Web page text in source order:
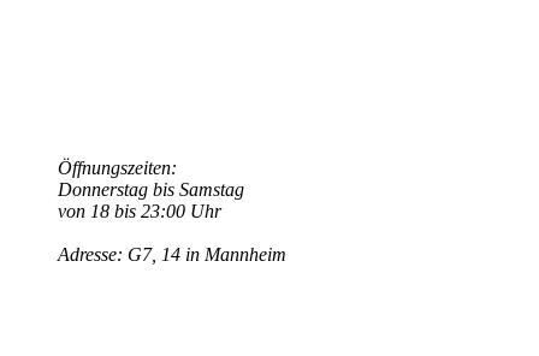
Öffnungszeiten:
Donnerstag bis Samstag
von 18 bis 23:00 Uhr
Adresse: G7, 14 in Mannheim